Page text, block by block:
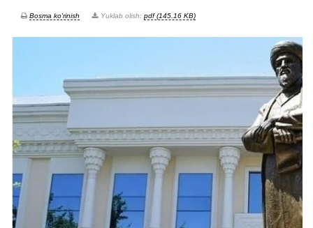
Bosma ko'rinish Yuklab olish: pdf (145.16 KB)